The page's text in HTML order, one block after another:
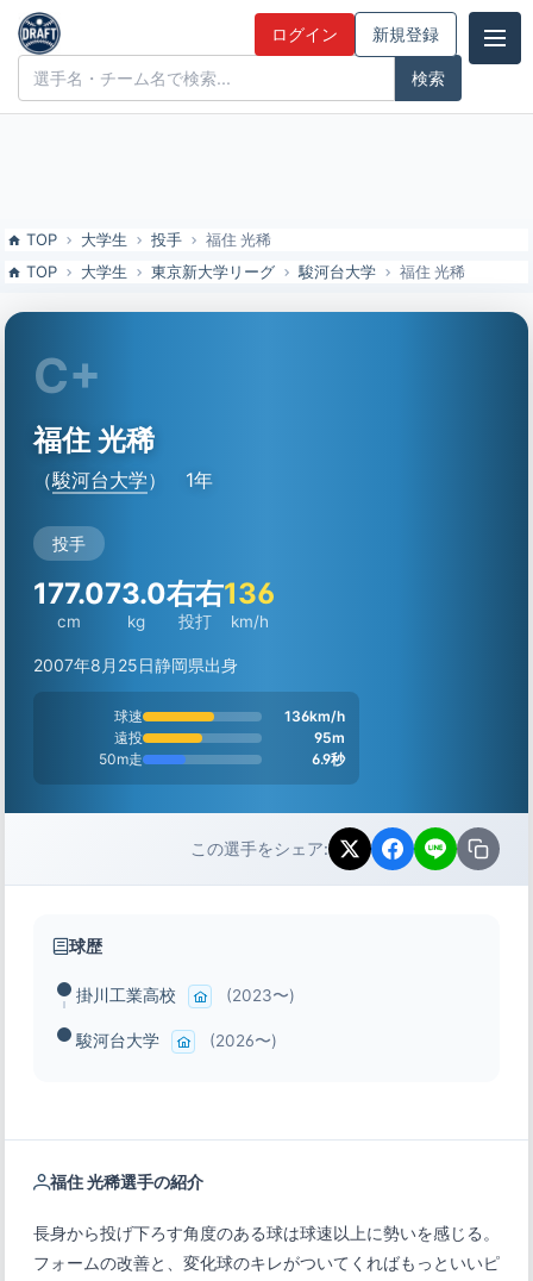
福住 光稀（駿河台大）の特徴とドラフト評価 | ドラフト候補とみんな
の評価
ドラフト候補とみんなの評価 ログイン 新規登録
TOP 大学生 投手
福住 光稀
TOP
大学生 東京新大学リーグ 駿河台大学 福住 光稀
C+
福住 光稀
（駿河台大学） 1年
投手
177.0
cm
73.0
kg
右右
投打
136
km/h
2007年8月25日静岡県出身
球速
136km/h
遠投
95m
50m走
6.9秒
この選手をシェア:
球歴
掛川工業高校 (2023〜)
駿河台大学 (2026〜)
福住 光稀選手の紹介
長身から投げ下ろす角度のある球は球速以上に勢いを感じる。
フォームの改善と、変化球のキレがついてくればもっといいピ